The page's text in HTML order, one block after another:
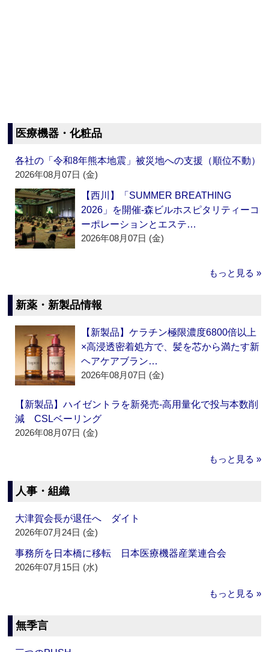
医療機器・化粧品
各社の「令和8年熊本地震」被災地への支援（順位不動）
2026年08月07日 (金)
【西川】「SUMMER BREATHING
2026」を開催‐森ビルホスピタリティーコ
ーポレーションとエステ…
2026年08月07日 (金)
もっと見る »
新薬・新製品情報
【新製品】ケラチン極限濃度6800倍以上
×高浸透密着処方で、髪を芯から満たす新
ヘアケアブラン…
2026年08月07日 (金)
【新製品】ハイゼントラを新発売‐高用量化で投与本数削
減 CSLベーリング
2026年08月07日 (金)
もっと見る »
人事・組織
大津賀会長が退任へ ダイト
2026年07月24日 (金)
事務所を日本橋に移転 日本医療機器産業連合会
2026年07月15日 (水)
もっと見る »
無季言